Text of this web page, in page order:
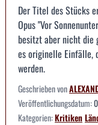
Der Titel des Stücks
Opus "Vor
besitzt aber nicht
es originelle Einfälle,
werden.
Geschrieben von
Veröffentlichungsdatum:
Kategorien:Kritiken